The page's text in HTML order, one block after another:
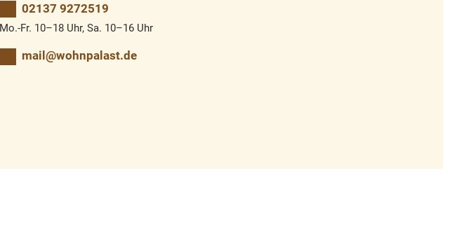
02137 9272519
Mo.-Fr. 10–18 Uhr, Sa. 10–16 Uhr
mail@wohnpalast.de